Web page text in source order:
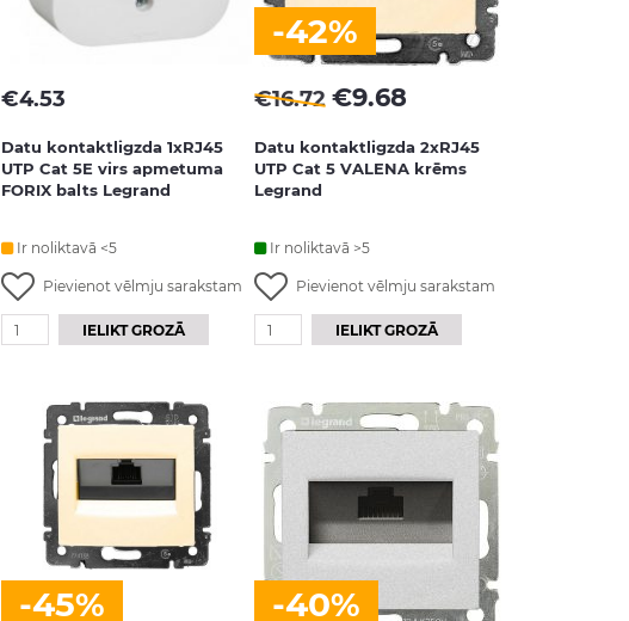
€4.53
Datu kontaktligzda 1xRJ45
UTP Cat 5E virs apmetuma
FORIX balts Legrand
Ir noliktavā <5
Pievienot vēlmju sarakstam
IELIKT GROZĀ
-42%
€16.72 €9.68
Datu kontaktligzda 2xRJ45
UTP Cat 5 VALENA krēms
Legrand
Ir noliktavā >5
Pievienot vēlmju sarakstam
IELIKT GROZĀ
-45% -40%